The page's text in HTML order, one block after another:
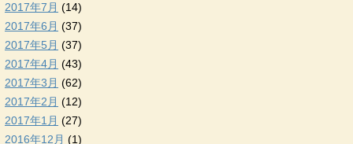
2017年7月 (14)
2017年6月 (37)
2017年5月 (37)
2017年4月 (43)
2017年3月 (62)
2017年2月 (12)
2017年1月 (27)
2016年12月 (1)